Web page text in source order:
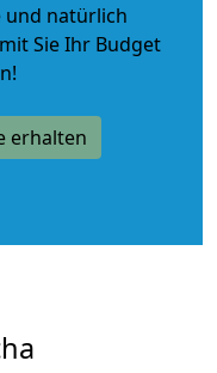
und natürlich
Sie Ihr Budget
erhalten